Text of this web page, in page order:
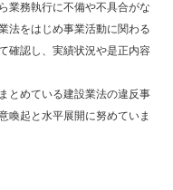
業務執行に不備や不具合がな
法をはじめ事業活動に関わる
確認し、実績状況や是正内容
とめている建設業法の違反事
喚起と水平展開に努めていま